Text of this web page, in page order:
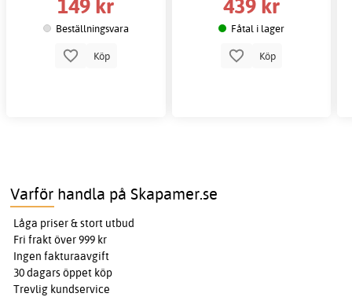
Beställningsvara
Köp
Fåtal i lager
Köp
Varför handla på Skapamer.se
Låga priser & stort utbud
Fri frakt över 999 kr
Ingen fakturaavgift
30 dagars öppet köp
Trevlig kundservice